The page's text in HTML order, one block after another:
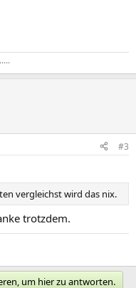
#3
vergleichst wird das nix.
trotzdem.
um hier zu antworten.